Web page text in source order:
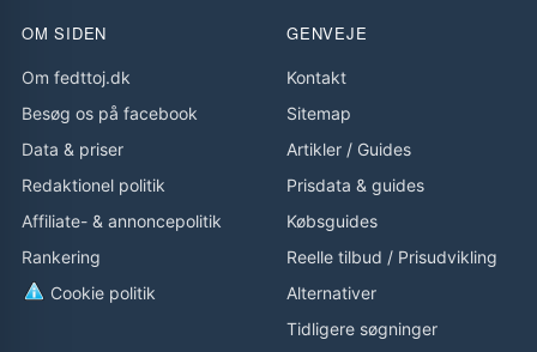
OM SIDEN
Om fedttoj.dk
Besøg os på facebook
Data & priser
Redaktionel politik
Affiliate- & annoncepolitik
Rankering
Cookie politik
GENVEJE
Kontakt
Sitemap
Artikler / Guides
Prisdata & guides
Købsguides
Reelle tilbud / Prisudvikling
Alternativer
Tidligere søgninger